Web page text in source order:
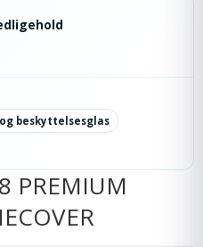
beskyttelsesglas
PREMIUM